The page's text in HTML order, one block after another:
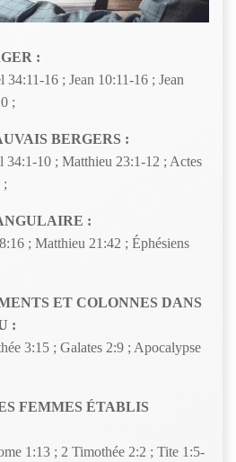
:
34:11-16 ; Jean 10:11-16 ; Jean
;
BERGERS :
34:1-10 ; Matthieu 23:1-12 ; Actes
;
:
; Matthieu 21:42 ; Éphésiens
ET COLONNES DANS
:
3:15 ; Galates 2:9 ; Apocalypse
FEMMES ÉTABLIS
1:13 ; 2 Timothée 2:2 ; Tite 1:5-